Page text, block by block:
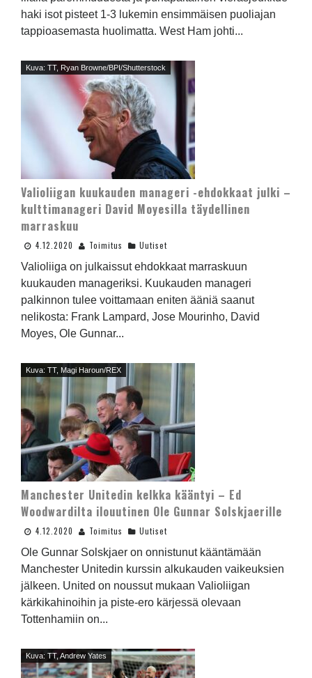
haki isot pisteet 1-3 lukemin ensimmäisen puoliajan
tappioasemasta huolimatta. West Ham johti...
Kuva: TT, Ryan Browne/BPI/Shutterstock
Valioliigan kuukauden manageri -ehdokkaat julki –
kulttimanageri David Moyesilla täydellinen
marraskuu
4.12.2020 Toimitus Uutiset
Valioliiga on julkaissut ehdokkaat marraskuun
kuukauden manageriksi. Kuukauden manageri
palkinnon tulee voittamaan eniten ääniä saanut
nelikosta: Frank Lampard, Jose Mourinho, David
Moyes, Ole Gunnar...
Kuva: TT, Magi Haroun/REX
Manchester Unitedin kelkka kääntyi – Ed
Woodwardilta ilouutinen Ole Gunnar Solskjaerille
4.12.2020 Toimitus Uutiset
Ole Gunnar Solskjaer on onnistunut kääntämään
Manchester Unitedin kurssin alkukauden vaikeuksien
jälkeen. United on noussut mukaan Valioliigan
kärkikahinoihin ja piste-ero kärjessä olevaan
Tottenhamiin on...
Kuva: TT, Andrew Yates